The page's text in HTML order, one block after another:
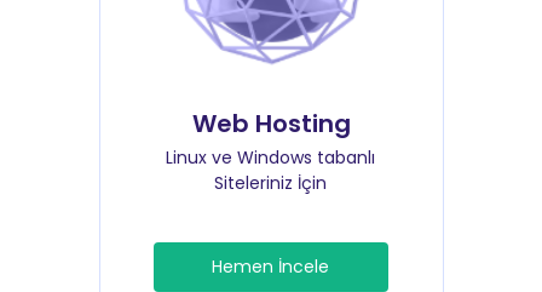
Web Hosting
Linux ve Windows tabanlı
Siteleriniz İçin
Hemen İncele